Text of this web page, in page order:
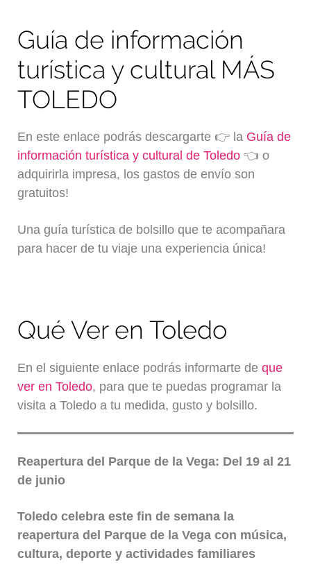
Guía de información
turística y cultural MÁS
TOLEDO
En este enlace podrás descargarte 👉 la Guía de
información turística y cultural de Toledo 👈 o
adquirirla impresa, los gastos de envío son
gratuitos!
Una guía turística de bolsillo que te acompañara
para hacer de tu viaje una experiencia única!
Qué Ver en Toledo
En el siguiente enlace podrás informarte deque
ver en Toledo, para que te puedas programar la
visita a Toledo a tu medida, gusto y bolsillo.
Reapertura del Parque de la Vega: Del 19 al 21
de junio
Toledo celebra este fin de semana la
reapertura del Parque de la Vega con música,
cultura, deporte y actividades familiares